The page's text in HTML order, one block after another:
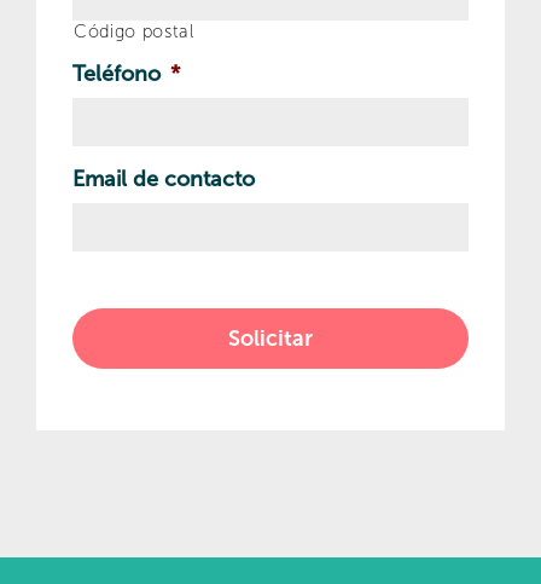
Código postal
Teléfono *
Email de contacto